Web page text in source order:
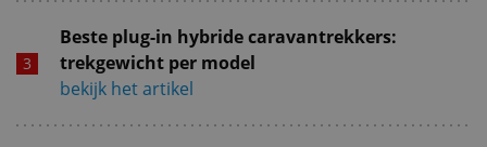
Beste plug-in hybride caravantrekkers:
trekgewicht per model
bekijk het artikel